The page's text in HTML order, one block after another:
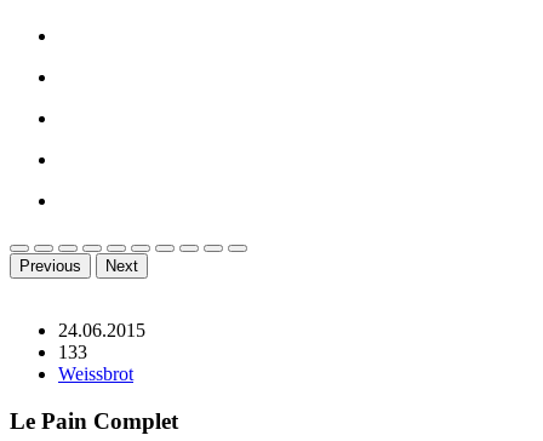
Previous Next
24.06.2015
133
Weissbrot
Le Pain Complet